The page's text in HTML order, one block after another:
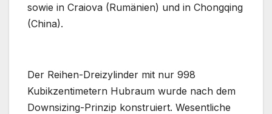
sowie in Craiova (Rumänien) und in Chongqing
(China).
Der Reihen-Dreizylinder mit nur 998
Kubikzentimetern Hubraum wurde nach dem
Downsizing-Prinzip konstruiert. Wesentliche